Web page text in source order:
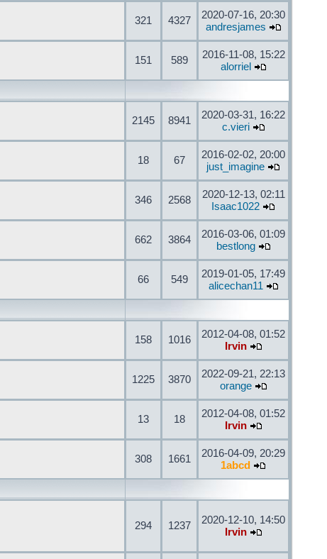
321 4327
2020-07-16, 20:30
andresjames
151 589
2016-11-08, 15:22
alorriel
2145 8941
2020-03-31, 16:22
c.vieri
18 67
2016-02-02, 20:00
just_imagine
346 2568
2020-12-13, 02:11
Isaac1022
662 3864
2016-03-06, 01:09
bestlong
66 549
2019-01-05, 17:49
alicechan11
158 1016
2012-04-08, 01:52
Irvin
1225 3870
2022-09-21, 22:13
orange
13 18
2012-04-08, 01:52
Irvin
308 1661
2016-04-09, 20:29
1abcd
294 1237
2020-12-10, 14:50
Irvin